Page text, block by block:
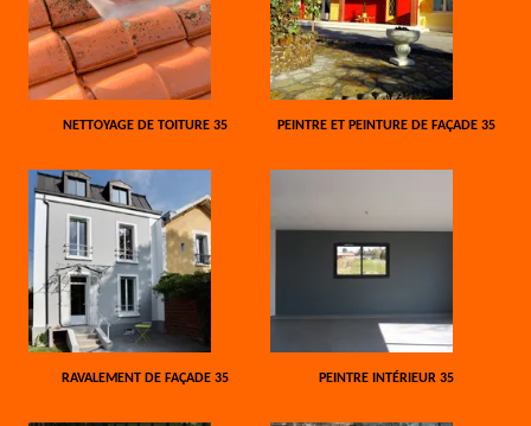
NETTOYAGE DE TOITURE 35 PEINTRE ET PEINTURE DE FAÇADE 35
RAVALEMENT DE FAÇADE 35 PEINTRE INTÉRIEUR 35